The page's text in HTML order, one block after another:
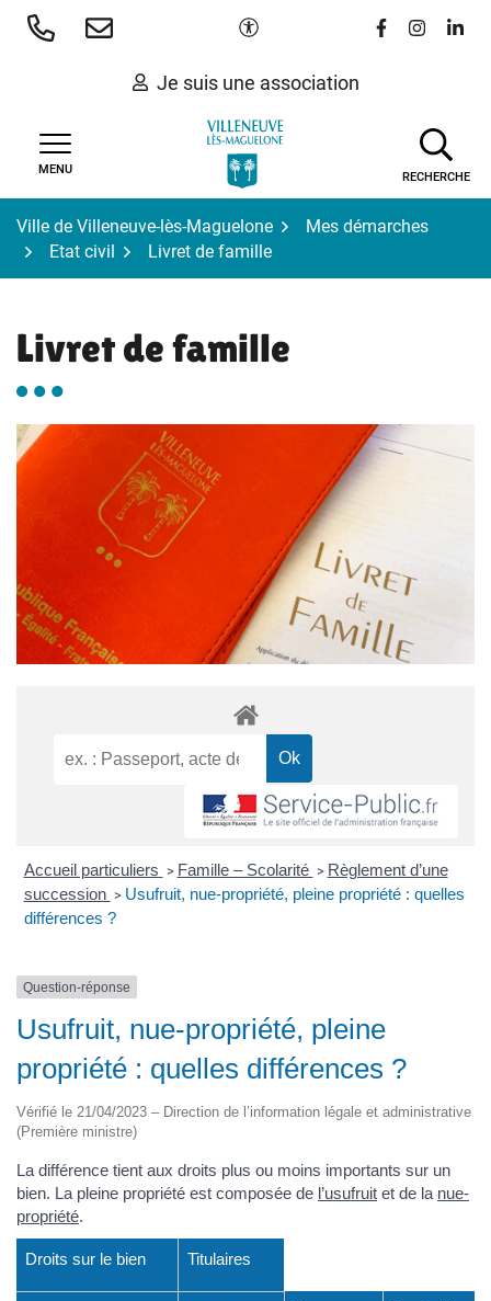
Aller
Paramètres d'accessibilité
Lien vers le
Lien vers
Lien
Je suis une association
MENU
RECHERCHE
Ville de Villeneuve-lès-Maguelone
Mes démarches
Etat civil
Livret de famille
Livret de famille
Accueil particuliers > Famille – Scolarité > Règlement d’une
succession > Usufruit, nue-propriété, pleine propriété : quelles
différences ?
Question-réponse
Usufruit, nue-propriété, pleine
propriété : quelles différences ?
Vérifié le 21/04/2023 – Direction de l’information légale et administrative
(Première ministre)
La différence tient aux droits plus ou moins importants sur un
bien. La pleine propriété est composée de l’usufruit et de la nue-
propriété.
Droits sur le bien Titulaires